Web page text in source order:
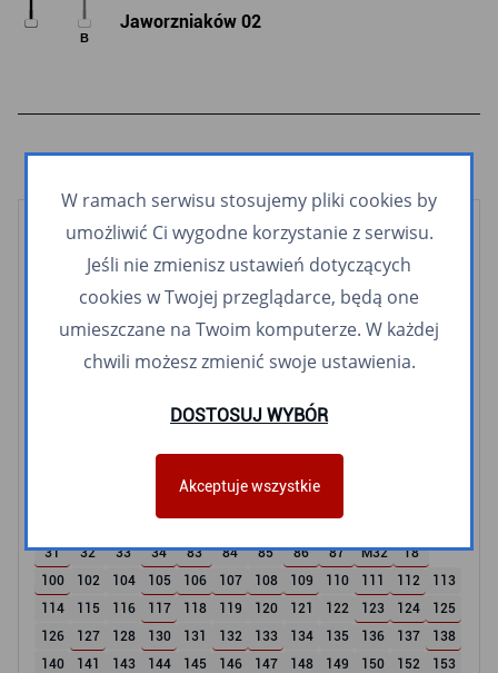
Kolej
Tramwaje
11
Autobusy i Trolejbusy
31
32 33 34 83 84 85 86 87 M32
T8
100
102 104 105 106 107 108 109 110 111 112
113
114
115 116 117 118 119 120 121 122 123 124
125
126
127 128 130 131 132 133 134 135 136 137
138
140
141 143 144 145 146 147 148 149 150 152
153
B
Jaworzniaków 02
W ramach serwisu stosujemy pliki cookies by
umożliwić Ci wygodne korzystanie z serwisu.
Jeśli nie zmienisz ustawień dotyczących
cookies w Twojej przeglądarce, będą one
umieszczane na Twoim komputerze. W każdej
chwili możesz zmienić swoje ustawienia.
DOSTOSUJ WYBÓR
Akceptuje wszystkie